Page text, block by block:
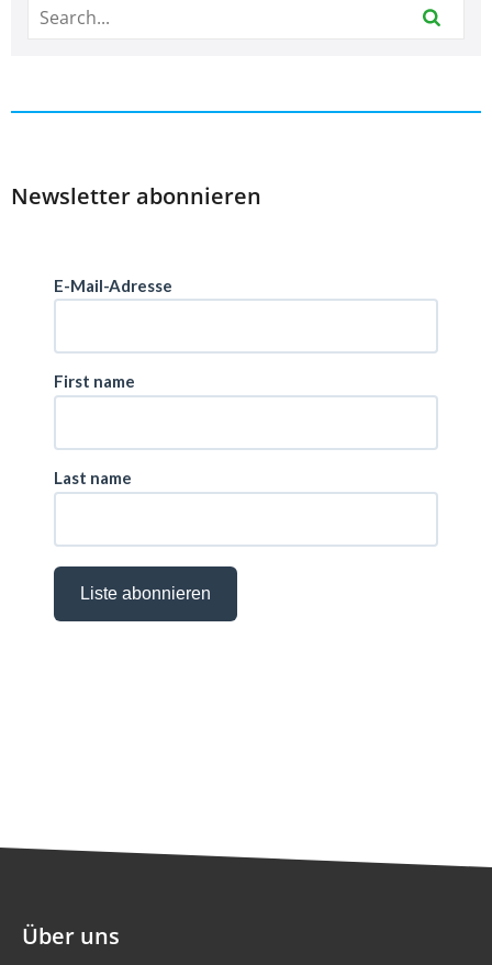
Newsletter abonnieren
Über uns